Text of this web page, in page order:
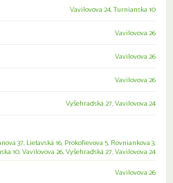
Vavilovova 24,Turnianska 10
Vavilovova 26
Vavilovova 26
Vavilovova 26
Vyšehradská 27,Vavilovova 24
37,Lietavská 16,Prokofievova 5,Rovniankova 3,
10,Vavilovova 26,Vyšehradská 27,Vavilovova 24
Vavilovova 26